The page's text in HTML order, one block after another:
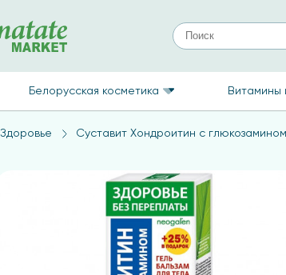
Белорусская косметика Витамины
Здоровье Суставит Хондроитин с